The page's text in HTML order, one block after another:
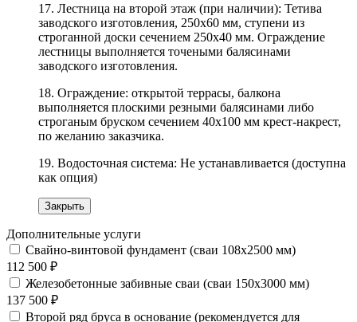
17. Лестница на второй этаж (при наличии): Тетива
заводского изготовления, 250х60 мм, ступени из
строганной доски сечением 250х40 мм. Ограждение
лестницы выполняется точеными балясинами
заводского изготовления.
18. Ограждение: открытой террасы, балкона
выполняется плоскими резными балясинами либо
строганым бруском сечением 40х100 мм крест-накрест,
по желанию заказчика.
19. Водосточная система: Не устанавливается (доступна
как опция)
Закрыть
Дополнительные услуги
Свайно-винтовой фундамент (сваи 108х2500 мм)
112 500 ₽
Железобетонные забивные сваи (сваи 150х3000 мм)
137 500 ₽
Второй ряд бруса в основание (рекомендуется для